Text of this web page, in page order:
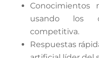
usando los
competitiva.
Respuestas